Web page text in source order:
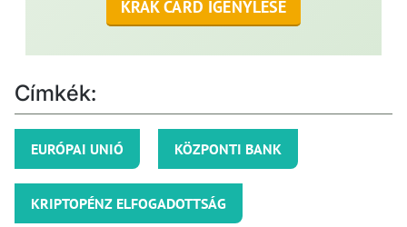
KRAK CARD IGÉNYLÉSE
Címkék:
EURÓPAI UNIÓ KÖZPONTI BANK
KRIPTOPÉNZ ELFOGADOTTSÁG